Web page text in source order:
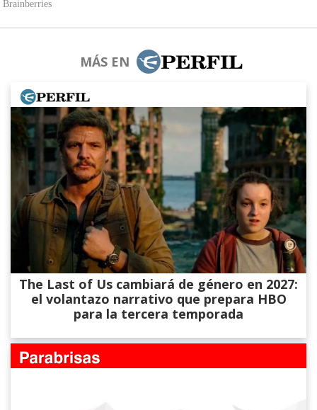
MÁS EN
The Last of Us cambiará de género en 2027:
el volantazo narrativo que prepara HBO
para la tercera temporada